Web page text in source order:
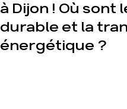
Valeurs
Équipes et
fonctionnement
Le réseau dans le
monde
à Dijon ! Où
durable et la
énergétique ?